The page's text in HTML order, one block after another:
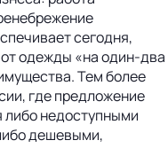
сегодня,
одежды «на один-два
Тем более
где предложение
недоступными
дешевыми,